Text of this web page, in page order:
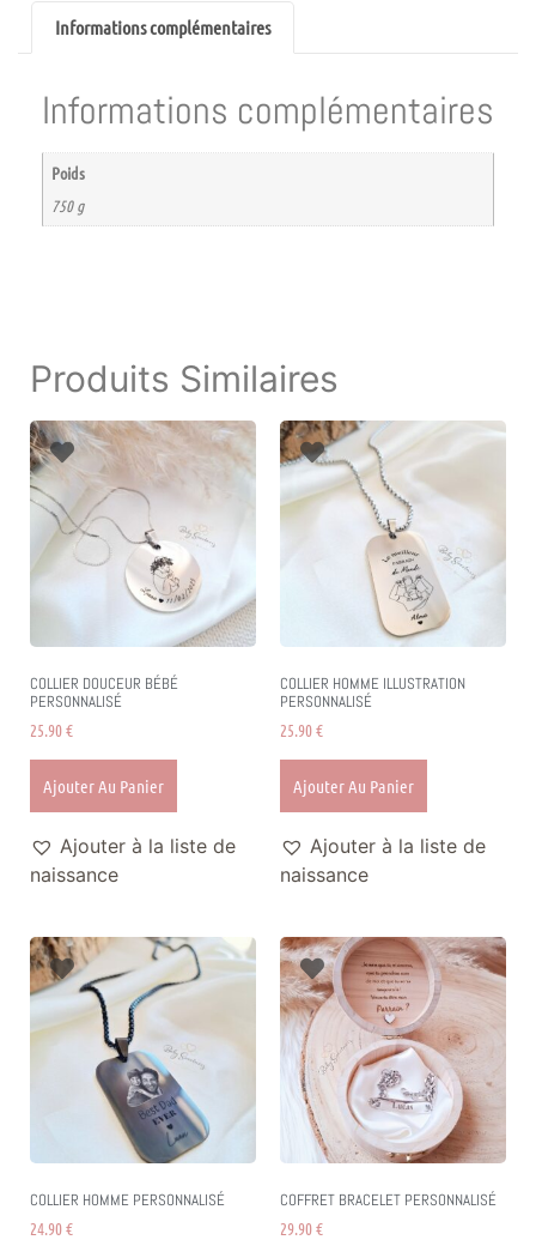
Informations complémentaires
Informations complémentaires
Poids
750 g
Produits Similaires
COLLIER DOUCEUR BÉBÉ
PERSONNALISÉ
25.90€
Ajouter Au Panier
Ajouter à la liste de
naissance
COLLIER HOMME ILLUSTRATION
PERSONNALISÉ
25.90€
Ajouter Au Panier
Ajouter à la liste de
naissance
COLLIER HOMME PERSONNALISÉ
24.90€
COFFRET BRACELET PERSONNALISÉ
29.90€